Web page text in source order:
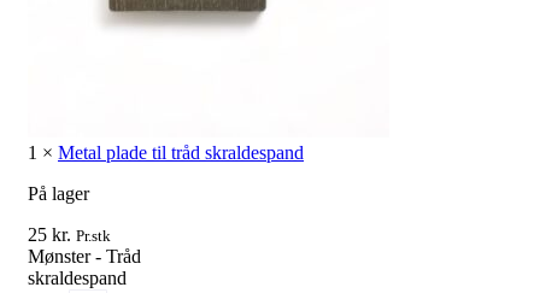
1 × Metal plade til tråd skraldespand
På lager
25 kr. Pr.stk
Mønster - Tråd
skraldespand